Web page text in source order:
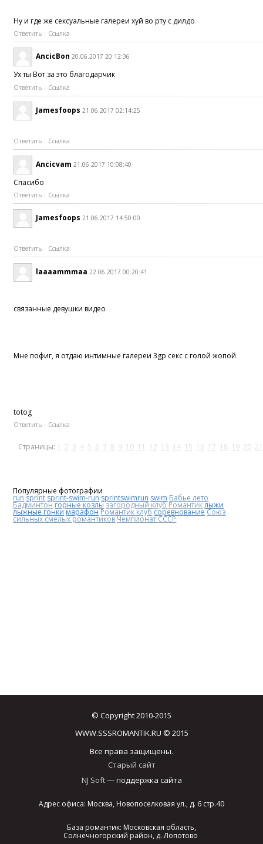
Ну и где же сексуальные галереи хуй во рту с дилдо
Ответить Ссылка
AncicBon 20.06.2017 20:12:36
Ух ты Вот за это благодарчик
Ответить Ссылка
Jamesfoops 21.06.2017 02:14:25
Ответить Ссылка
Ancicvam 21.06.2017 10:08:40
Спасибо
Ответить Ссылка
Jamesfoops 21.06.2017 14:50:00
Ответить Ссылка
laaaammmaa 22.06.2017 00:20:41
связанные девушки видео
Мне пофиг, я отдаю интимные галереи 3gp секс с голой жопой
totog
Ответить Ссылка
Страницы: 1 2 3 4 5 6 7 8 9 10 11 12 13 14 15 16 17 18 19 20 21
Популярные фотографии
run sprint sprint-swim-run sprintswimrun swim Бабье лето
Бадминтонгорные козлы загородный клуб Романтиклыжи
лыжные гонки марафонРомантик клубсоревнованиеСоюз
сильных смелых романтиковЧемпионат СССР
© Copyright 2010-2015
WWW.SSSROMANTIK.RU © 2015
Все права защищены.
Старый сайт
NJ Soft— поддержка сайта
Адрес офиса: Москва, Новопоселковая ул., д. 6 стр.40
База романтик: Московская область,
Солнечногорский район, д. Лопотово